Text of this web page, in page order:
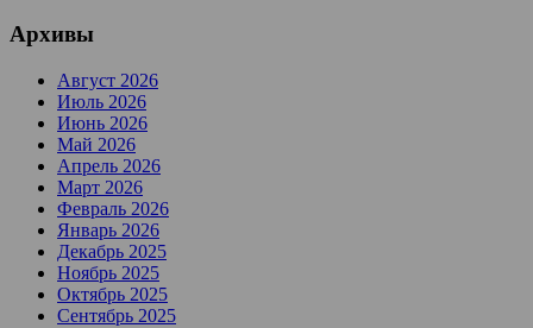
Архивы
Август 2026
Июль 2026
Июнь 2026
Май 2026
Апрель 2026
Март 2026
Февраль 2026
Январь 2026
Декабрь 2025
Ноябрь 2025
Октябрь 2025
Сентябрь 2025